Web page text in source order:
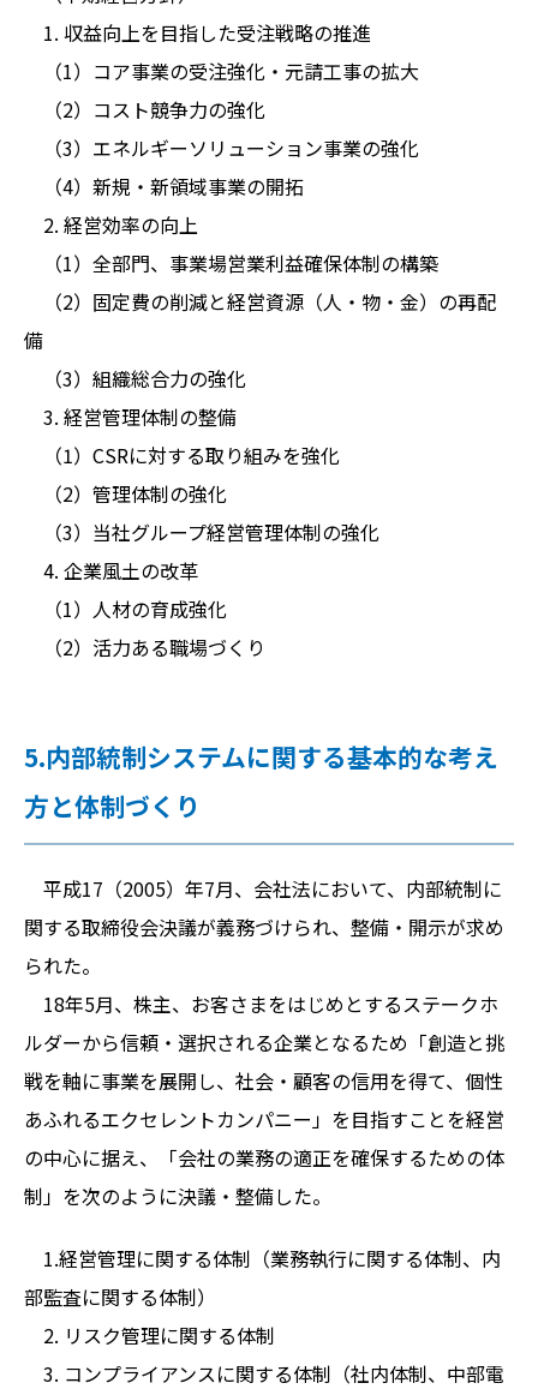
1. 収益向上を目指した受注戦略の推進
（1）コア事業の受注強化・元請工事の拡大
（2）コスト競争力の強化
（3）エネルギーソリューション事業の強化
（4）新規・新領域事業の開拓
2. 経営効率の向上
（1）全部門、事業場営業利益確保体制の構築
（2）固定費の削減と経営資源（人・物・金）の再配
備
（3）組織総合力の強化
3. 経営管理体制の整備
（1）CSRに対する取り組みを強化
（2）管理体制の強化
（3）当社グループ経営管理体制の強化
4. 企業風土の改革
（1）人材の育成強化
（2）活力ある職場づくり
5.内部統制システムに関する基本的な考え
方と体制づくり
平成17（2005）年7月、会社法において、内部統制に
関する取締役会決議が義務づけられ、整備・開示が求め
られた。
18年5月、株主、お客さまをはじめとするステークホ
ルダーから信頼・選択される企業となるため「創造と挑
戦を軸に事業を展開し、社会・顧客の信用を得て、個性
あふれるエクセレントカンパニー」を目指すことを経営
の中心に据え、「会社の業務の適正を確保するための体
制」を次のように決議・整備した。
1.経営管理に関する体制（業務執行に関する体制、内
部監査に関する体制）
2. リスク管理に関する体制
3. コンプライアンスに関する体制（社内体制、中部電